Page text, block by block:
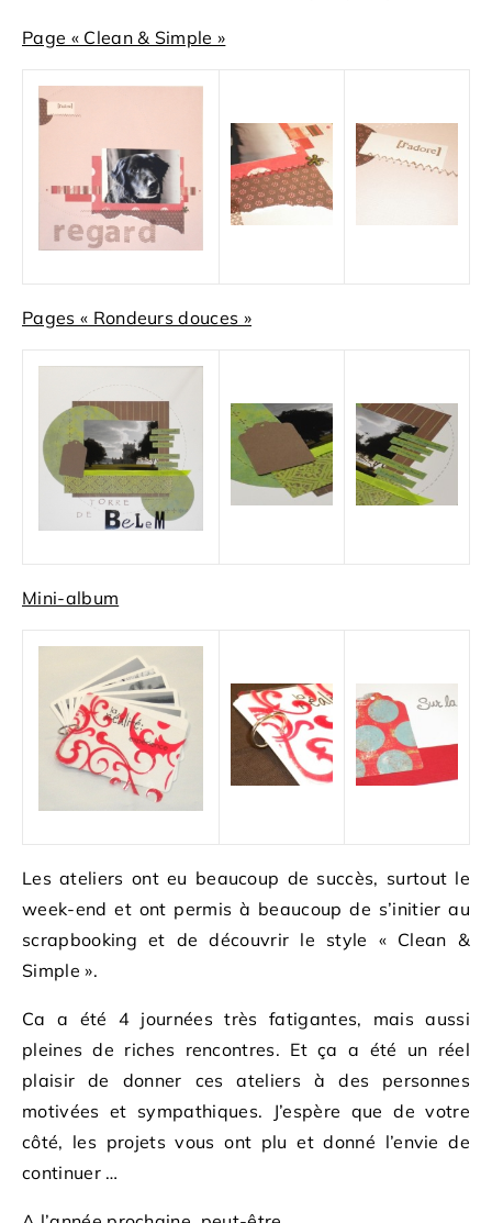
Page « Clean & Simple »
Pages « Rondeurs douces »
Mini-album
Les ateliers ont eu beaucoup de succès, surtout le
week-end et ont permis à beaucoup de s’initier au
scrapbooking et de découvrir le style « Clean &
Simple ».
Ca a été 4 journées très fatigantes, mais aussi
pleines de riches rencontres. Et ça a été un réel
plaisir de donner ces ateliers à des personnes
motivées et sympathiques. J’espère que de votre
côté, les projets vous ont plu et donné l’envie de
continuer …